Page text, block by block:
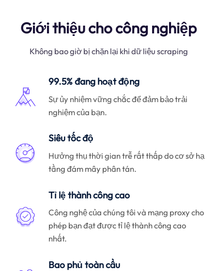
Giới thiệu cho công nghiệp
Không bao giờ bị chặn lại khi dữ liệu scraping
99.5% đang hoạt động
Sự ủy nhiệm vững chắc để đảm bảo trải
nghiệm của bạn.
Siêu tốc độ
Hưởng thụ thời gian trễ rất thấp do cơ sở hạ
tầng đám mây phân tán.
Tỉ lệ thành công cao
Công nghệ của chúng tôi và mạng proxy cho
phép bạn đạt được tỉ lệ thành công cao
nhất.
Bao phủ toàn cầu